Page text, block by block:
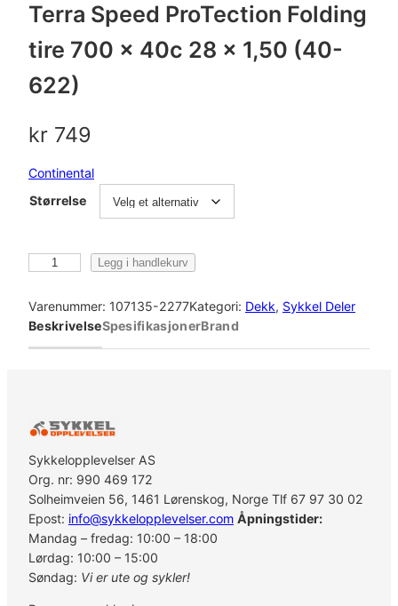
Terra Speed ProTection Folding
tire 700 x 40c 28 x 1,50 (40-
622)
kr 749
Continental
Størrelse
n
t
a
l
C
O
N
T
I
N
Legg i handlekurv
Varenummer: 107135-2277Kategori: Dekk, Sykkel Deler
BeskrivelseSpesifikasjonerBrand
Sykkelopplevelser AS
Org. nr: 990 469 172
Solheimveien 56, 1461 Lørenskog, Norge Tlf 67 97 30 02
Epost: info@sykkelopplevelser.com Åpningstider:
Mandag – fredag: 10:00 – 18:00
Lørdag: 10:00 – 15:00
Søndag: Vi er ute og sykler!